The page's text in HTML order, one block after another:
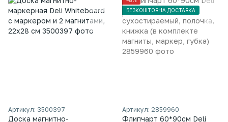
Артикул: 3500397
Доска магнитно-
БЕЗКОШТОВНА ДОСТАВКА
Артикул: 2859960
Флипчарт 60*90см Deli